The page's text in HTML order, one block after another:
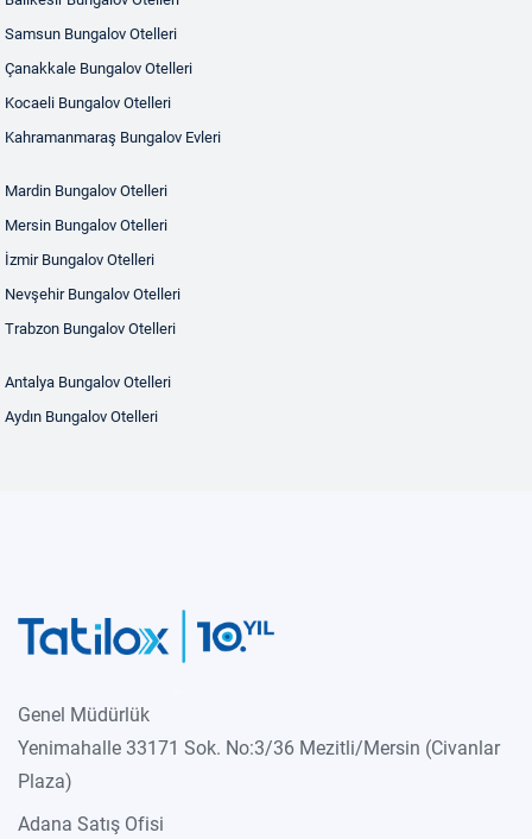
Samsun Bungalov Otelleri
Çanakkale Bungalov Otelleri
Kocaeli Bungalov Otelleri
Kahramanmaraş Bungalov Evleri
Mardin Bungalov Otelleri
Mersin Bungalov Otelleri
İzmir Bungalov Otelleri
Nevşehir Bungalov Otelleri
Trabzon Bungalov Otelleri
Antalya Bungalov Otelleri
Aydın Bungalov Otelleri
Genel Müdürlük
Yenimahalle 33171 Sok. No:3/36 Mezitli/Mersin (Civanlar
Plaza)
Adana Satış Ofisi